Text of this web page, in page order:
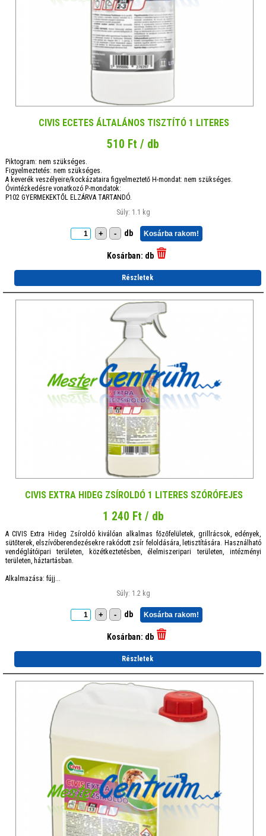
CIVIS ECETES ÁLTALÁNOS TISZTÍTÓ 1 LITERES
510 Ft / db
Piktogram: nem szükséges.
Figyelmeztetés: nem szükséges.
A keverék veszélyeire/kockázataira figyelmeztető H-mondat: nem szükséges.
Óvintézkedésre vonatkozó P-mondatok:
P102 GYERMEKEKTŐL ELZÁRVA TARTANDÓ.
Súly: 1.1 kg
+ - db Kosárba rakom!
Kosárban: db
Részletek
CIVIS EXTRA HIDEG ZSÍROLDÓ 1 LITERES SZÓRÓFEJES
1 240 Ft / db
A CIVIS Extra Hideg Zsíroldó kiválóan alkalmas főzőfelületek, grillrácsok, edények,
sütőterek, elszívóberendezésekre rakódott zsír feloldására, letisztítására. Használható
vendéglátóipari területen, közétkeztetésben, élelmiszeripari területen, intézményi
területen, háztartásban.
Alkalmazása: fújj...
Súly: 1.2 kg
+ - db Kosárba rakom!
Kosárban: db
Részletek